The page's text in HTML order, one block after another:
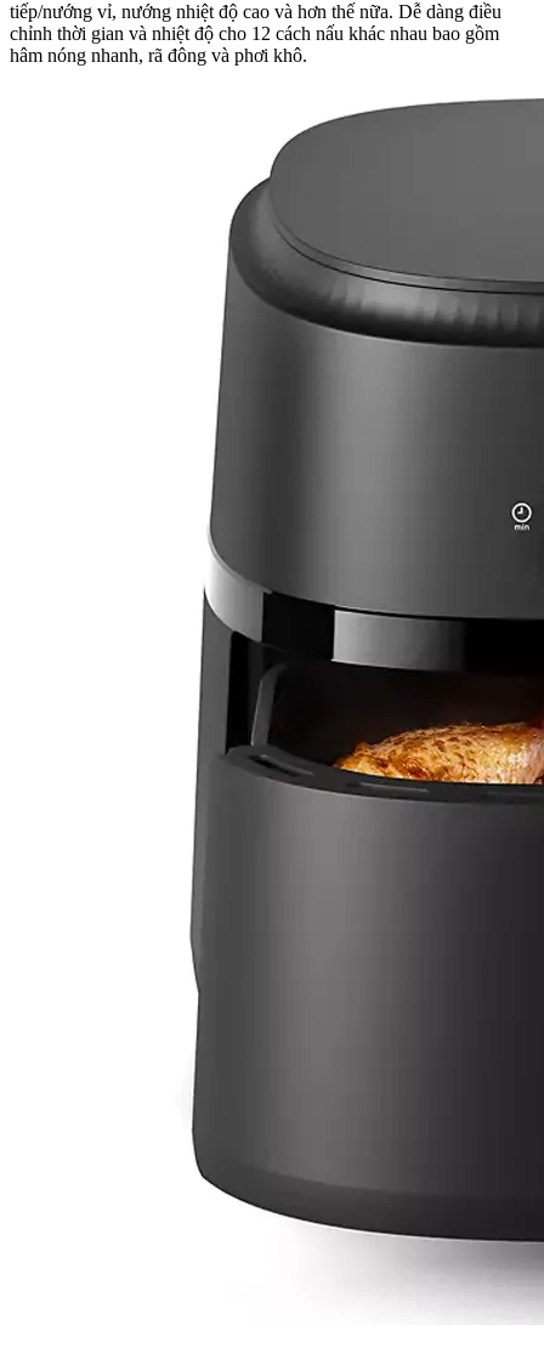
tiếp/nướng vỉ, nướng nhiệt độ cao và hơn thế nữa. Dễ dàng điều
chỉnh thời gian và nhiệt độ cho 12 cách nấu khác nhau bao gồm
hâm nóng nhanh, rã đông và phơi khô.